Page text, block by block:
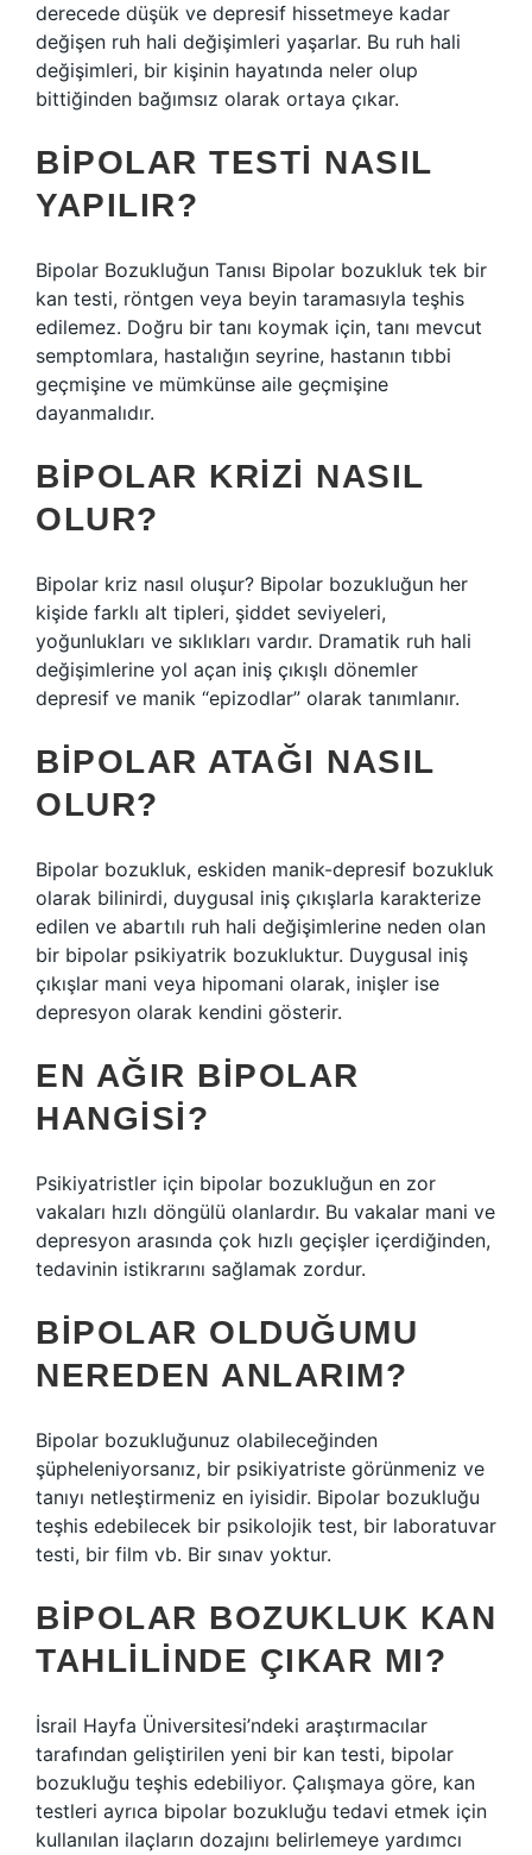
derecede düşük ve depresif hissetmeye kadar
değişen ruh hali değişimleri yaşarlar. Bu ruh hali
değişimleri, bir kişinin hayatında neler olup
bittiğinden bağımsız olarak ortaya çıkar.
BIPOLAR TESTI NASIL
YAPILIR?
Bipolar Bozukluğun Tanısı Bipolar bozukluk tek bir
kan testi, röntgen veya beyin taramasıyla teşhis
edilemez. Doğru bir tanı koymak için, tanı mevcut
semptomlara, hastalığın seyrine, hastanın tıbbi
geçmişine ve mümkünse aile geçmişine
dayanmalıdır.
BIPOLAR KRIZI NASIL
OLUR?
Bipolar kriz nasıl oluşur? Bipolar bozukluğun her
kişide farklı alt tipleri, şiddet seviyeleri,
yoğunlukları ve sıklıkları vardır. Dramatik ruh hali
değişimlerine yol açan iniş çıkışlı dönemler
depresif ve manik “epizodlar” olarak tanımlanır.
BIPOLAR ATAĞI NASIL
OLUR?
Bipolar bozukluk, eskiden manik-depresif bozukluk
olarak bilinirdi, duygusal iniş çıkışlarla karakterize
edilen ve abartılı ruh hali değişimlerine neden olan
bir bipolar psikiyatrik bozukluktur. Duygusal iniş
çıkışlar mani veya hipomani olarak, inişler ise
depresyon olarak kendini gösterir.
EN AĞIR BIPOLAR
HANGISI?
Psikiyatristler için bipolar bozukluğun en zor
vakaları hızlı döngülü olanlardır. Bu vakalar mani ve
depresyon arasında çok hızlı geçişler içerdiğinden,
tedavinin istikrarını sağlamak zordur.
BIPOLAR OLDUĞUMU
NEREDEN ANLARIM?
Bipolar bozukluğunuz olabileceğinden
şüpheleniyorsanız, bir psikiyatriste görünmeniz ve
tanıyı netleştirmeniz en iyisidir. Bipolar bozukluğu
teşhis edebilecek bir psikolojik test, bir laboratuvar
testi, bir film vb. Bir sınav yoktur.
BIPOLAR BOZUKLUK KAN
TAHLILINDE ÇIKAR MI?
İsrail Hayfa Üniversitesi’ndeki araştırmacılar
tarafından geliştirilen yeni bir kan testi, bipolar
bozukluğu teşhis edebiliyor. Çalışmaya göre, kan
testleri ayrıca bipolar bozukluğu tedavi etmek için
kullanılan ilaçların dozajını belirlemeye yardımcı